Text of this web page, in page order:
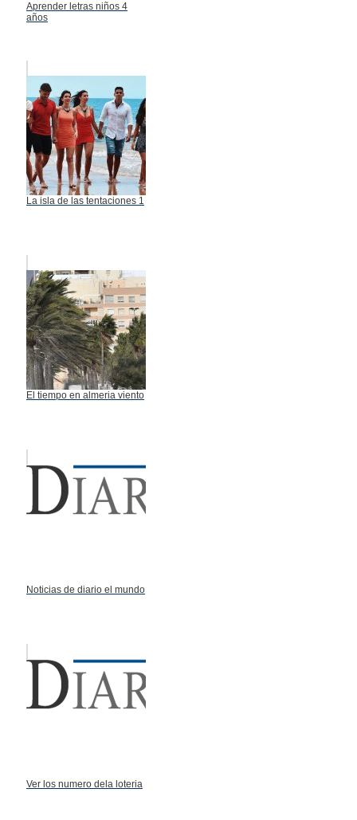
Aprender letras niños 4
años
La isla de las tentaciones 1
El tiempo en almeria viento
Noticias de diario el mundo
Ver los numero dela loteria